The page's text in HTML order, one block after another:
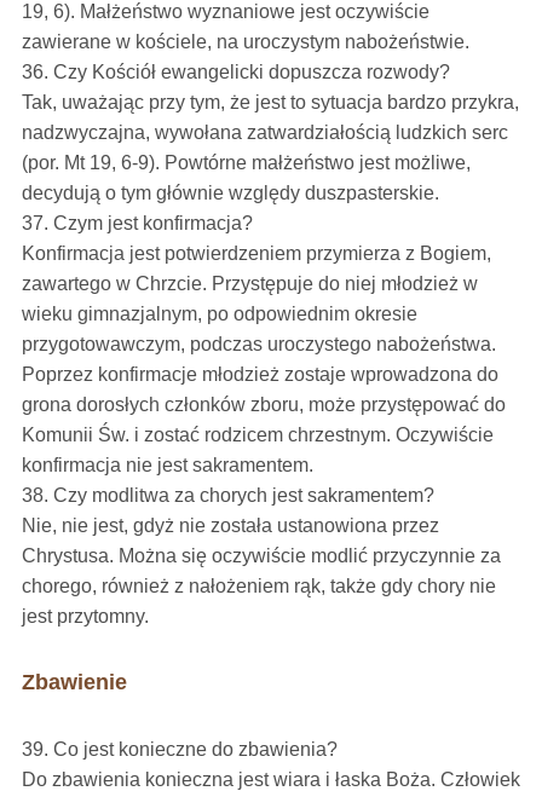
19, 6). Małżeństwo wyznaniowe jest oczywiście
zawierane w kościele, na uroczystym nabożeństwie.
36. Czy Kościół ewangelicki dopuszcza rozwody?
Tak, uważając przy tym, że jest to sytuacja bardzo przykra,
nadzwyczajna, wywołana zatwardziałością ludzkich serc
(por. Mt 19, 6-9). Powtórne małżeństwo jest możliwe,
decydują o tym głównie względy duszpasterskie.
37. Czym jest konfirmacja?
Konfirmacja jest potwierdzeniem przymierza z Bogiem,
zawartego w Chrzcie. Przystępuje do niej młodzież w
wieku gimnazjalnym, po odpowiednim okresie
przygotowawczym, podczas uroczystego nabożeństwa.
Poprzez konfirmacje młodzież zostaje wprowadzona do
grona dorosłych członków zboru, może przystępować do
Komunii Św. i zostać rodzicem chrzestnym. Oczywiście
konfirmacja nie jest sakramentem.
38. Czy modlitwa za chorych jest sakramentem?
Nie, nie jest, gdyż nie została ustanowiona przez
Chrystusa. Można się oczywiście modlić przyczynnie za
chorego, również z nałożeniem rąk, także gdy chory nie
jest przytomny.
Zbawienie
39. Co jest konieczne do zbawienia?
Do zbawienia konieczna jest wiara i łaska Boża. Człowiek